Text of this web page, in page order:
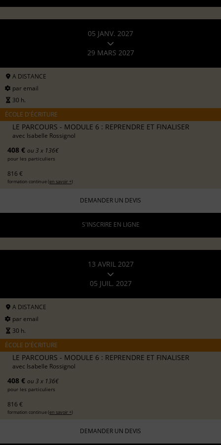
05 JANV. 2027
29 MARS 2027
A DISTANCE
par email
30 h.
ÉCOLE D'ÉCRITURE
LE PARCOURS - MODULE 6 : REPRENDRE ET FINALISER
avec Isabelle Rossignol
408 € ou 3 x 136€
pour les particuliers
816 €
formation continue (en savoir +)
DEMANDER UN DEVIS
S'INSCRIRE EN LIGNE
13 AVRIL 2027
05 JUIL. 2027
A DISTANCE
par email
30 h.
ÉCOLE D'ÉCRITURE
LE PARCOURS - MODULE 6 : REPRENDRE ET FINALISER
avec Isabelle Rossignol
408 € ou 3 x 136€
pour les particuliers
816 €
formation continue (en savoir +)
DEMANDER UN DEVIS